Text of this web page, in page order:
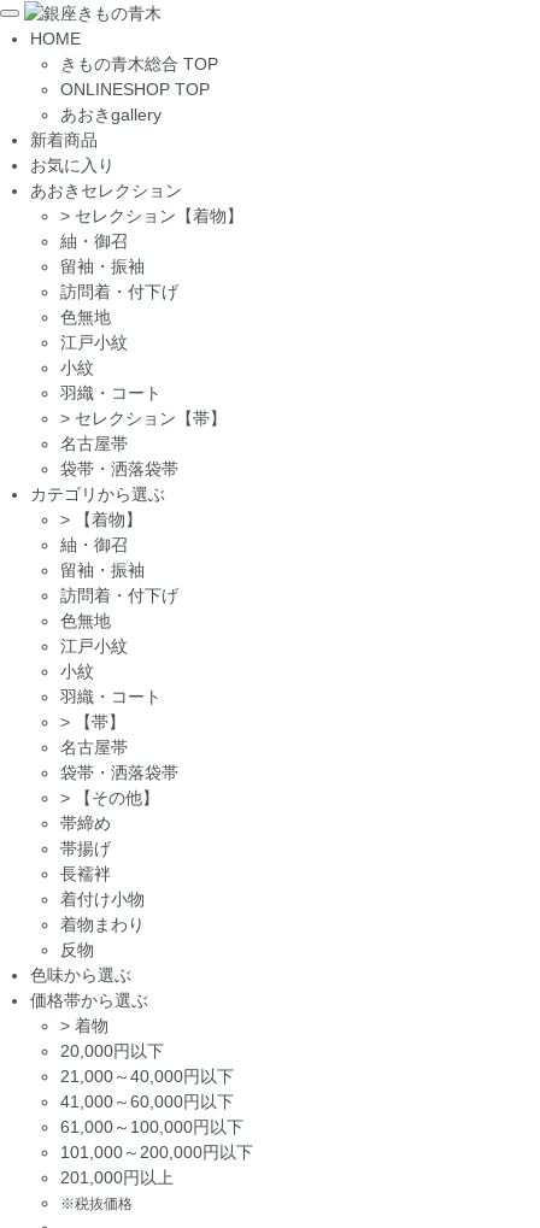
Toggle
navigation
HOME
きもの青木総合 TOP
ONLINESHOP TOP
あおきgallery
新着商品
お気に入り
あおきセレクション
> セレクション【着物】
紬・御召
留袖・振袖
訪問着・付下げ
色無地
江戸小紋
小紋
羽織・コート
> セレクション【帯】
名古屋帯
袋帯・洒落袋帯
カテゴリから選ぶ
>
【着物】
紬・御召
留袖・振袖
訪問着・付下げ
色無地
江戸小紋
小紋
羽織・コート
>
【帯】
名古屋帯
袋帯・洒落袋帯
>
【その他】
帯締め
帯揚げ
長襦袢
着付け小物
着物まわり
反物
色味から選ぶ
価格帯から選ぶ
> 着物
20,000円以下
21,000～40,000円以下
41,000～60,000円以下
61,000～100,000円以下
101,000～200,000円以下
201,000円以上
※税抜価格